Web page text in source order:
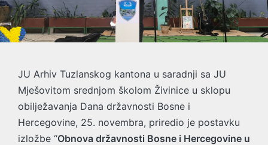
JU Arhiv Tuzlanskog kantona u saradnji sa JU
Mješovitom srednjom školom Živinice u sklopu
obilježavanja Dana državnosti Bosne i
Hercegovine, 25. novembra, priredio je postavku
izložbe “Obnova državnosti Bosne i Hercegovine u